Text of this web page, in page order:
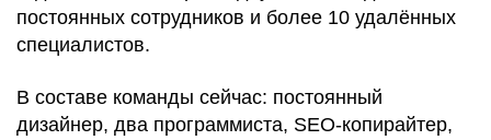
постоянных сотрудников и более 10 удалённых
специалистов.
В составе команды сейчас: постоянный
дизайнер, два программиста, SEO-копирайтер,